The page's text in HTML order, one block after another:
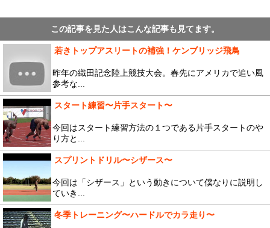
この記事を見た人はこんな記事も見てます。
若きトップアスリートの補強！ケンブリッジ飛鳥
昨年の織田記念陸上競技大会。春先にアメリカで追い風
参考な...
スタート練習〜片手スタート〜
今回はスタート練習方法の１つである片手スタートのや
り方と...
スプリントドリル〜シザース〜
今回は「シザース」という動きについて僕なりに説明し
ていき...
冬季トレーニング〜ハードルでカラ走り〜